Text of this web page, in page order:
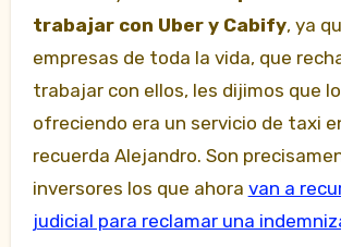
trabajar con Uber y Cabify, ya
empresas de toda la vida, que
trabajar con ellos, les dijimos que
ofreciendo era un servicio de taxi
recuerda Alejandro. Son
inversores los que ahora van a
judicial para reclamar una